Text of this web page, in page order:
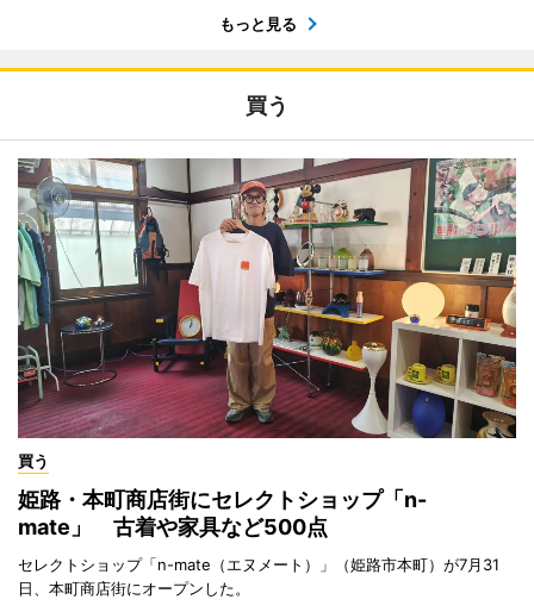
もっと見る
買う
買う
姫路・本町商店街にセレクトショップ「n-
mate」 古着や家具など500点
セレクトショップ「n-mate（エヌメート）」（姫路市本町）が7月31
日、本町商店街にオープンした。